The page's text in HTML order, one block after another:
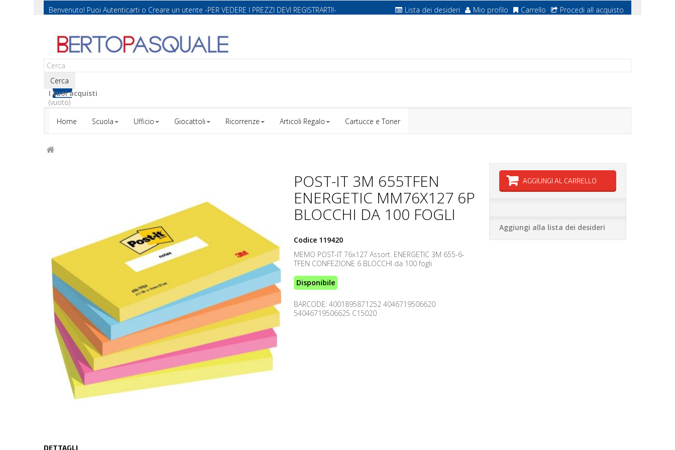
Benvenuto! Puoi Autenticarti o Creare un utente -PER VEDERE I PREZZI DEVI REGISTRARTI!- Lista dei desideri Mio profilo Carrello Procedi all acquisto
Cerca
I tuoi acquisti
(vuoto)
Home
Scuola Ufficio Giocattoli Ricorrenze Articoli Regalo Cartucce e Toner
POST-IT 3M 655TFEN
ENERGETIC MM76X127 6P
BLOCCHI DA 100 FOGLI
Codice 119420
MEMO POST-IT 76x127 Assort. ENERGETIC 3M 655-6-
TFEN CONFEZIONE 6 BLOCCHI da 100 fogli
Disponibile
BARCODE: 4001895871252 4046719506620
54046719506625 C15020
AGGIUNGI AL CARRELLO
Aggiungi alla lista dei desideri
DETTAGLI